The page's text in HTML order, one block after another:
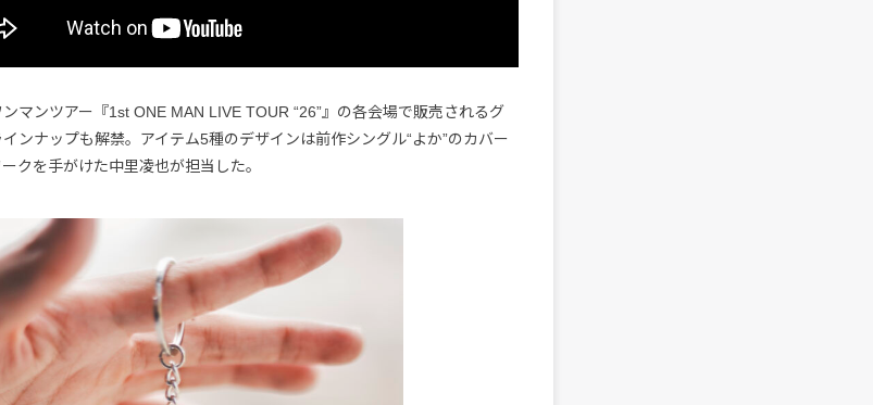
ンマンツアー『1st ONE MAN LIVE TOUR “26”』の各会場で販売されるグ
インナップも解禁。アイテム5種のデザインは前作シングル“よか”のカバー
クを手がけた中里凌也が担当した。